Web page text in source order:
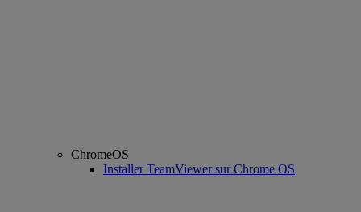
ChromeOS
Installer TeamViewer sur Chrome OS